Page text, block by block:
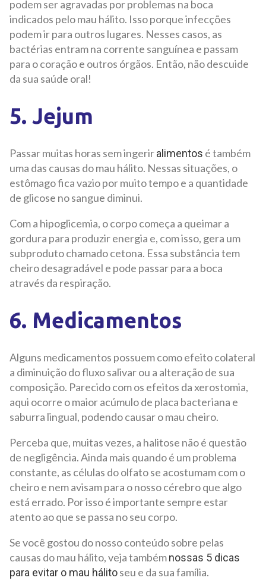
podem ser agravadas por problemas na boca
indicados pelo mau hálito. Isso porque infecções
podem ir para outros lugares. Nesses casos, as
bactérias entram na corrente sanguínea e passam
para o coração e outros órgãos. Então, não descuide
da sua saúde oral!
5. Jejum
Passar muitas horas sem ingeriralimentos é também
uma das causas do mau hálito. Nessas situações, o
estômago fica vazio por muito tempo e a quantidade
de glicose no sangue diminui.
Com a hipoglicemia, o corpo começa a queimar a
gordura para produzir energia e, com isso, gera um
subproduto chamado cetona. Essa substância tem
cheiro desagradável e pode passar para a boca
através da respiração.
6. Medicamentos
Alguns medicamentos possuem como efeito colateral
a diminuição do fluxo salivar ou a alteração de sua
composição. Parecido com os efeitos da xerostomia,
aqui ocorre o maior acúmulo de placa bacteriana e
saburra lingual, podendo causar o mau cheiro.
Perceba que, muitas vezes, a halitose não é questão
de negligência. Ainda mais quando é um problema
constante, as células do olfato se acostumam com o
cheiro e nem avisam para o nosso cérebro que algo
está errado. Por isso é importante sempre estar
atento ao que se passa no seu corpo.
Se você gostou do nosso conteúdo sobre pelas
causas do mau hálito, veja tambémnossas 5 dicas
para evitar o mau hálitoseu e da sua família.